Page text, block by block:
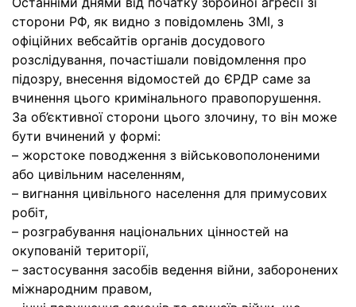
сторони РФ, як видно з повідомлень ЗМІ, з
офіційних вебсайтів органів досудового
розслідування, почастішали повідомлення про
підозру, внесення відомостей до ЄРДР саме за
вчинення цього кримінального правопорушення.
За об’єктивної сторони цього злочину, то він може
бути вчинений у формі:
– жорстоке поводження з військовополоненими
або цивільним населенням,
– вигнання цивільного населення для примусових
робіт,
– розграбування національних цінностей на
окупованій території,
– застосування засобів ведення війни, заборонених
міжнародним правом,